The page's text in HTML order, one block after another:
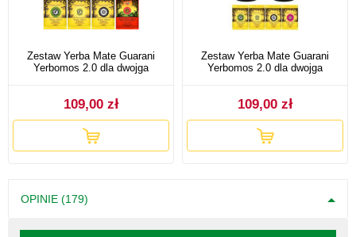
Zestaw Yerba Mate Guarani
Yerbomos 2.0 dla dwojga
109,00 zł
Zestaw Yerba Mate Guarani
Yerbomos 2.0 dla dwojga
109,00 zł
OPINIE (179)